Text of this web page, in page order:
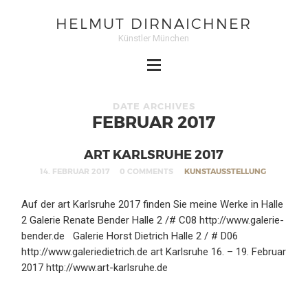
HELMUT DIRNAICHNER
Künstler München
DATE ARCHIVES
FEBRUAR 2017
ART KARLSRUHE 2017
14. FEBRUAR 2017 0 COMMENTS KUNSTAUSSTELLUNG
Auf der art Karlsruhe 2017 finden Sie meine Werke in Halle
2 Galerie Renate Bender Halle 2 /# C08 http://www.galerie-
bender.de Galerie Horst Dietrich Halle 2 / # D06
http://www.galeriedietrich.de art Karlsruhe 16. – 19. Februar
2017 http://www.art-karlsruhe.de